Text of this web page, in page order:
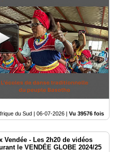
du Sud | 06-07-2026 Vu 39576 fois
Vendée - Les 2h20 de vidéos
le VENDÉE GLOBE 2024/25